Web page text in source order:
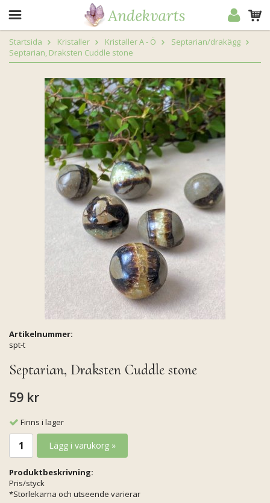
Startsida Kristaller Kristaller A - Ö
Septarian/drakägg
Septarian, Draksten Cuddle stone
Artikelnummer:
spt-t
Septarian, Draksten Cuddle stone
59 kr
Finns i lager
Lägg i varukorg »
Produktbeskrivning:
Pris/styck
*Storlekarna och utseende varierar